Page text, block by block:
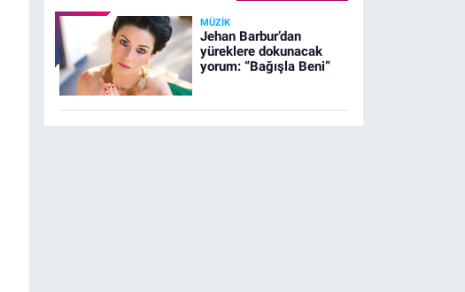
MÜZIK
Jehan Barbur’dan
yüreklere dokunacak
yorum: “Bağışla Beni”